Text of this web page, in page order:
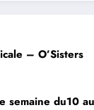
– O’Sisters
semaine du10